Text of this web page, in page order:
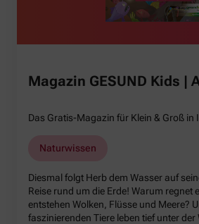
Magazin GESUND Kids |
Das Gratis-Magazin für Klein & Groß in
Naturwissen
Diesmal folgt Herb dem Wasser auf
Reise rund um die Erde! Warum regnet
entstehen Wolken, Flüsse und Meere?
faszinierenden Tiere leben tief unter